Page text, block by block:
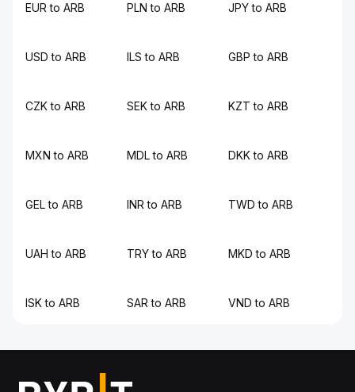
EUR to ARB PLN to ARB JPY to ARB
USD to ARB ILS to ARB GBP to ARB
CZK to ARB SEK to ARB KZT to ARB
MXN to ARB MDL to ARB DKK to ARB
GEL to ARB INR to ARB TWD to ARB
UAH to ARB TRY to ARB MKD to ARB
ISK to ARB SAR to ARB VND to ARB